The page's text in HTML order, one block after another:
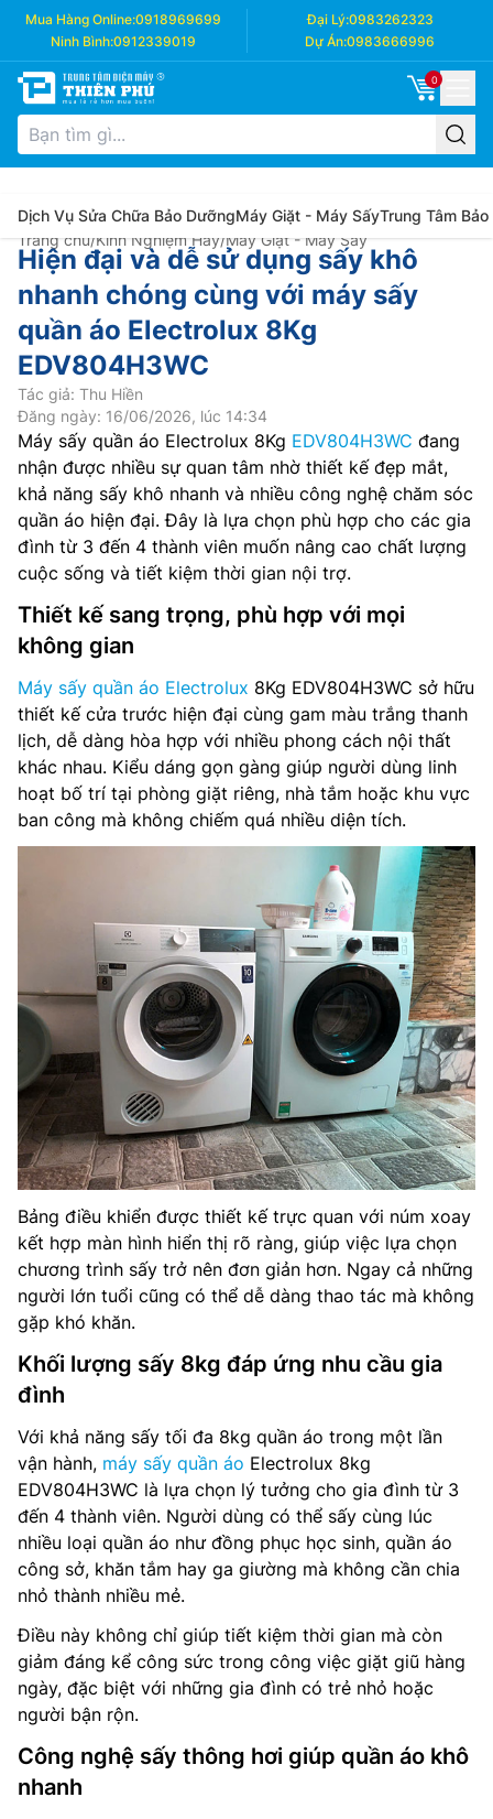
Mua Hàng Online:0918969699 Đại Lý:0983262323
Ninh Bình:0912339019 Dự Án:0983666996
0
Dịch Vụ Sửa Chữa Bảo DưỡngMáy Giặt - Máy SấyTrung Tâm Bảo
Trang chủ/Kinh Nghiệm Hay/Máy Giặt - Máy Sấy
Hiện đại và dễ sử dụng sấy khô
nhanh chóng cùng với máy sấy
quần áo Electrolux 8Kg
EDV804H3WC
Tác giả: Thu Hiền
Đăng ngày: 16/06/2026, lúc 14:34
Máy sấy quần áo Electrolux 8Kg EDV804H3WC đang
nhận được nhiều sự quan tâm nhờ thiết kế đẹp mắt,
khả năng sấy khô nhanh và nhiều công nghệ chăm sóc
quần áo hiện đại. Đây là lựa chọn phù hợp cho các gia
đình từ 3 đến 4 thành viên muốn nâng cao chất lượng
cuộc sống và tiết kiệm thời gian nội trợ.
Thiết kế sang trọng, phù hợp với mọi
không gian
Máy sấy quần áo Electrolux 8Kg EDV804H3WC sở hữu
thiết kế cửa trước hiện đại cùng gam màu trắng thanh
lịch, dễ dàng hòa hợp với nhiều phong cách nội thất
khác nhau. Kiểu dáng gọn gàng giúp người dùng linh
hoạt bố trí tại phòng giặt riêng, nhà tắm hoặc khu vực
ban công mà không chiếm quá nhiều diện tích.
Bảng điều khiển được thiết kế trực quan với núm xoay
kết hợp màn hình hiển thị rõ ràng, giúp việc lựa chọn
chương trình sấy trở nên đơn giản hơn. Ngay cả những
người lớn tuổi cũng có thể dễ dàng thao tác mà không
gặp khó khăn.
Khối lượng sấy 8kg đáp ứng nhu cầu gia
đình
Với khả năng sấy tối đa 8kg quần áo trong một lần
vận hành, máy sấy quần áo Electrolux 8kg
EDV804H3WC là lựa chọn lý tưởng cho gia đình từ 3
đến 4 thành viên. Người dùng có thể sấy cùng lúc
nhiều loại quần áo như đồng phục học sinh, quần áo
công sở, khăn tắm hay ga giường mà không cần chia
nhỏ thành nhiều mẻ.
Điều này không chỉ giúp tiết kiệm thời gian mà còn
giảm đáng kể công sức trong công việc giặt giũ hàng
ngày, đặc biệt với những gia đình có trẻ nhỏ hoặc
người bận rộn.
Công nghệ sấy thông hơi giúp quần áo khô
nhanh